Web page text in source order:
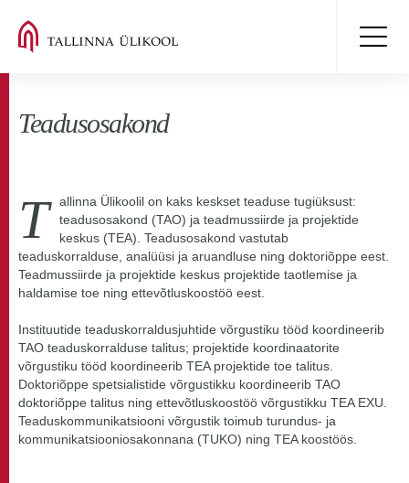
Teadusosakond
T
allinna Ülikoolil on kaks keskset teaduse tugiüksust:
teadusosakond (TAO) ja teadmussiirde ja projektide
keskus (TEA). Teadusosakond vastutab
teaduskorralduse, analüüsi ja aruandluse ning doktoriõppe eest.
Teadmussiirde ja projektide keskus projektide taotlemise ja
haldamise toe ning ettevõtluskoostöö eest.
Instituutide teaduskorraldusjuhtide võrgustiku tööd koordineerib
TAO teaduskorralduse talitus; projektide koordinaatorite
võrgustiku tööd koordineerib TEA projektide toe talitus.
Doktoriõppe spetsialistide võrgustikku koordineerib TAO
doktoriõppe talitus ning ettevõtluskoostöö võrgustikku TEA EXU.
Teaduskommunikatsiooni võrgustik toimub turundus- ja
kommunikatsiooniosakonnana (TUKO) ning TEA koostöös.